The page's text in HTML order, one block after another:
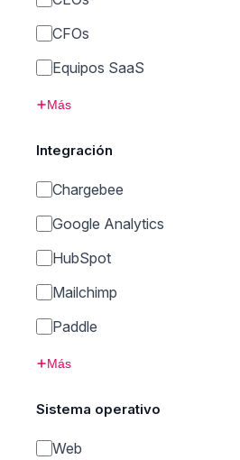
CFOs
Equipos SaaS
Más
Integración
Chargebee
Google Analytics
HubSpot
Mailchimp
Paddle
Más
Sistema operativo
Web